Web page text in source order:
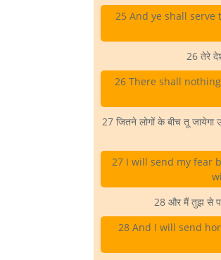
25 And ye shall serve
26 तेरे
26 There shall
27 जितने लोगों के बीच तू
27 I will send my fear
28 और मैं तुझ से
28 And I will send